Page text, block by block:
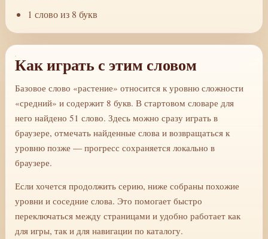
1 слово из 8 букв
Как играть с этим словом
Базовое слово «растение» относится к уровню сложности
«средний» и содержит 8 букв. В стартовом словаре для
него найдено 51 слово. Здесь можно сразу играть в
браузере, отмечать найденные слова и возвращаться к
уровню позже — прогресс сохраняется локально в
браузере.
Если хочется продолжить серию, ниже собраны похожие
уровни и соседние слова. Это помогает быстро
переключаться между страницами и удобно работает как
для игры, так и для навигации по каталогу.